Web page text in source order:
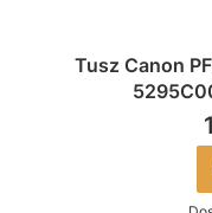
Tusz Canon